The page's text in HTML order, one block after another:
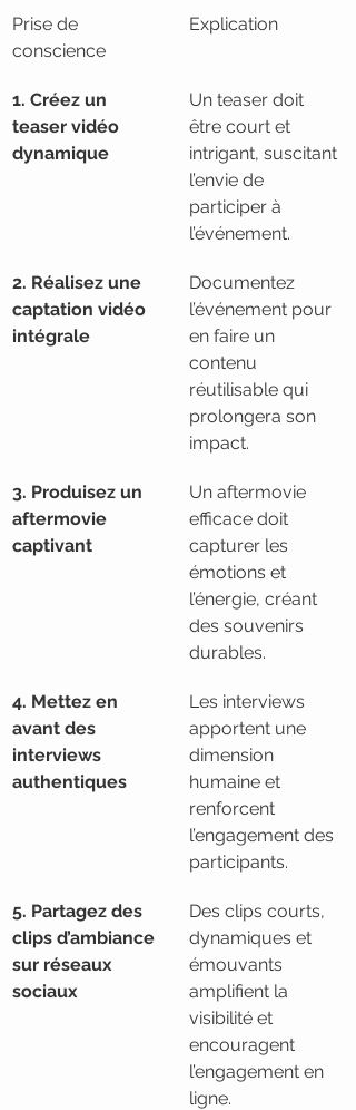
Prise de
conscience
Explication
1. Créez un
teaser vidéo
dynamique
Un teaser doit
être court et
intrigant, suscitant
l’envie de
participer à
l’événement.
2. Réalisez une
captation vidéo
intégrale
Documentez
l’événement pour
en faire un
contenu
réutilisable qui
prolongera son
impact.
3. Produisez un
aftermovie
captivant
Un aftermovie
efficace doit
capturer les
émotions et
l’énergie, créant
des souvenirs
durables.
4. Mettez en
avant des
interviews
authentiques
Les interviews
apportent une
dimension
humaine et
renforcent
l’engagement des
participants.
5. Partagez des
clips d’ambiance
sur réseaux
sociaux
Des clips courts,
dynamiques et
émouvants
amplifient la
visibilité et
encouragent
l’engagement en
ligne.